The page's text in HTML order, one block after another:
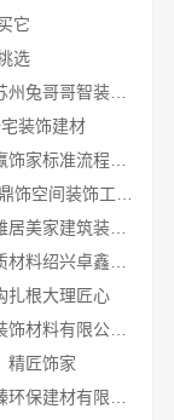
它
选
性价比高旧房翻新二手房案例，苏州兔哥哥智装新材料口碑见证
装饰建材
局部改造居室装修工期提速，万赢饰家标准流程保障
品质装饰家装设计哪家好佛山市雅居美家建筑装饰工程有限公司
扎根大理匠心
秀洲区家装推荐新房，嘉兴锦居装饰材料有限公司一站式整装
精匠饰家